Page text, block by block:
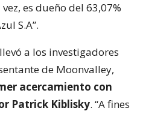
es dueño del 63,07%
S.A”.
a los investigadores
de Moonvalley,
acercamiento con
Patrick Kiblisky. “A fines